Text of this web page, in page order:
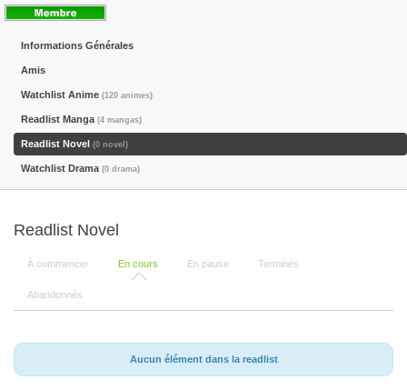
Informations Générales
Amis
Watchlist Anime (120 animes)
Readlist Manga (4 mangas)
Readlist Novel (0 novel)
Watchlist Drama (0 drama)
Readlist Novel
À commencer En cours En pause Terminés
Abandonnés
Aucun élément dans la readlist